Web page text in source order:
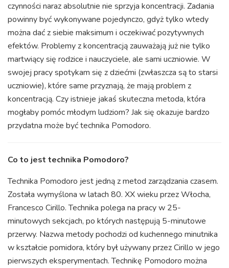
czynności naraz absolutnie nie sprzyja koncentracji. Zadania
powinny być wykonywane pojedynczo, gdyż tylko wtedy
można dać z siebie maksimum i oczekiwać pozytywnych
efektów. Problemy z koncentracją zauważają już nie tylko
martwiący się rodzice i nauczyciele, ale sami uczniowie. W
swojej pracy spotykam się z dziećmi (zwłaszcza są to starsi
uczniowie), które same przyznają, że mają problem z
koncentracją. Czy istnieje jakaś skuteczna metoda, która
mogłaby pomóc młodym ludziom? Jak się okazuje bardzo
przydatna może być technika Pomodoro.
Co to jest technika Pomodoro?
Technika Pomodoro jest jedną z metod zarządzania czasem.
Została wymyślona w latach 80. XX wieku przez Włocha,
Francesco Cirillo. Technika polega na pracy w 25-
minutowych sekcjach, po których następują 5-minutowe
przerwy. Nazwa metody pochodzi od kuchennego minutnika
w kształcie pomidora, który był używany przez Cirillo w jego
pierwszych eksperymentach. Technikę Pomodoro można